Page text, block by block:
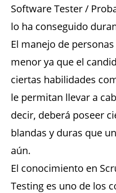
Software Tester /
lo ha conseguido
El manejo de
menor ya que el
ciertas habilidades
le permitan llevar a
decir, deberá poseer
blandas y duras que
aún.
El conocimiento en
Testing es uno de los